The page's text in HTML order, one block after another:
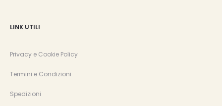
LINK UTILI
Privacy e Cookie Policy
Termini e Condizioni
Spedizioni